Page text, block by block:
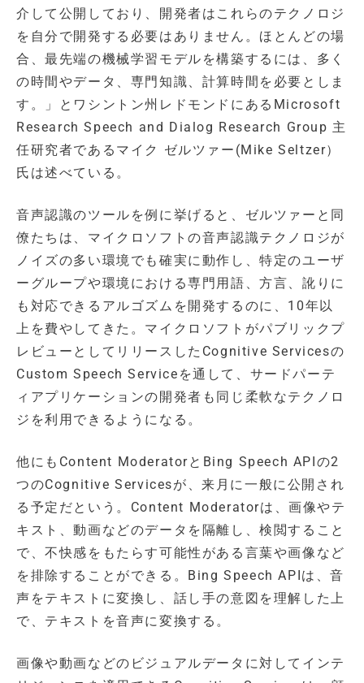
介して公開しており、開発者はこれらのテクノロジ
を自分で開発する必要はありません。ほとんどの場
合、最先端の機械学習モデルを構築するには、多く
の時間やデータ、専門知識、計算時間を必要としま
す。」とワシントン州レドモンドにあるMicrosoft
Research Speech and Dialog Research Group 主
任研究者であるマイク ゼルツァー(Mike Seltzer）
氏は述べている。
音声認識のツールを例に挙げると、ゼルツァーと同
僚たちは、マイクロソフトの音声認識テクノロジが
ノイズの多い環境でも確実に動作し、特定のユーザ
ーグループや環境における専門用語、方言、訛りに
も対応できるアルゴズムを開発するのに、10年以
上を費やしてきた。マイクロソフトがパブリックプ
レビューとしてリリースしたCognitive Servicesの
Custom Speech Serviceを通して、サードパーテ
ィアプリケーションの開発者も同じ柔軟なテクノロ
ジを利用できるようになる。
他にもContent ModeratorとBing Speech APIの2
つのCognitive Servicesが、来月に一般に公開され
る予定だという。Content Moderatorは、画像やテ
キスト、動画などのデータを隔離し、検閲すること
で、不快感をもたらす可能性がある言葉や画像など
を排除することができる。Bing Speech APIは、音
声をテキストに変換し、話し手の意図を理解した上
で、テキストを音声に変換する。
画像や動画などのビジュアルデータに対してインテ